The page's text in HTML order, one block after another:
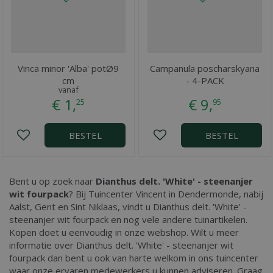
Vinca minor 'Alba' potØ9
cm
vanaf
€ 1,25
BESTEL
Campanula poscharskyana
- 4-PACK
€ 9,95
BESTEL
Bent u op zoek naar Dianthus delt. 'White' - steenanjer
wit fourpack? Bij Tuincenter Vincent in Dendermonde, nabij
Aalst, Gent en Sint Niklaas, vindt u Dianthus delt. 'White' -
steenanjer wit fourpack en nog vele andere tuinartikelen.
Kopen doet u eenvoudig in onze webshop. Wilt u meer
informatie over Dianthus delt. 'White' - steenanjer wit
fourpack dan bent u ook van harte welkom in ons tuincenter